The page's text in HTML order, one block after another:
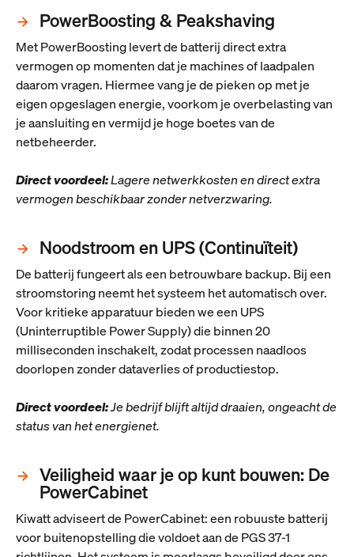
PowerBoosting & Peakshaving
Met PowerBoosting levert de batterij direct extra
vermogen op momenten dat je machines of laadpalen
daarom vragen. Hiermee vang je de pieken op met je
eigen opgeslagen energie, voorkom je overbelasting van
je aansluiting en vermijd je hoge boetes van de
netbeheerder.
Direct voordeel:Lagere netwerkkosten en direct extra
vermogen beschikbaar zonder netverzwaring.
Noodstroom en UPS (Continuïteit)
De batterij fungeert als een betrouwbare backup. Bij een
stroomstoring neemt het systeem het automatisch over.
Voor kritieke apparatuur bieden we een UPS
(Uninterruptible Power Supply) die binnen 20
milliseconden inschakelt, zodat processen naadloos
doorlopen zonder dataverlies of productiestop.
Direct voordeel:Je bedrijf blijft altijd draaien, ongeacht de
status van het energienet.
Veiligheid waar je op kunt bouwen: De
PowerCabinet
Kiwatt adviseert de PowerCabinet: een robuuste batterij
voor buitenopstelling die voldoet aan de PGS 37-1